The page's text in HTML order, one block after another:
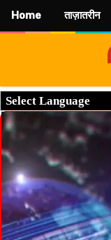
Home ताज़ातरीन